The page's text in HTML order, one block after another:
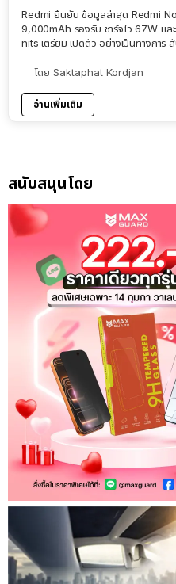
Redmi ยืนยัน ข้อมูลล่าสุด Redmi
9,000mAh รองรับ ชาร์จไว 67W แ
nits เตรียม เปิดตัว อย่างเป็นทางการ
โดย Saktaphat Kordjan
อ่านเพิ่มเติม
สนับสนุนโดย